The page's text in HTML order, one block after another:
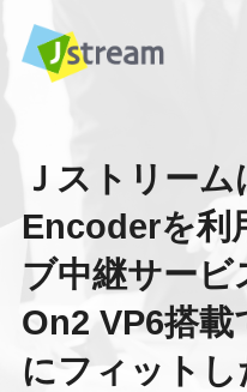
Ｊストリー
Encoderを利
ブ中継サービ
On2 VP6搭載
にフィット